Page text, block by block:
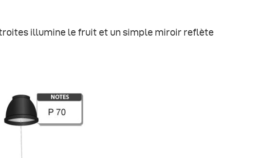
illumine le fruit et un simple miroir reflète